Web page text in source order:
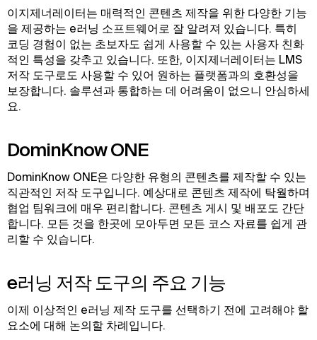
이지제너레이터는 매력적인 콘텐츠 제작을 위한 다양한 기능
을 제공하는 e러닝 소프트웨어로 잘 알려져 있습니다. 특히
코딩 경험이 없는 초보자도 쉽게 사용할 수 있는 사용자 친화
적인 특성을 갖추고 있습니다. 또한, 이지제너레이터는 LMS
저작 도구로도 사용할 수 있어 원하는 플랫폼과의 호환성을
보장합니다. 솔루션과 통합하는 데 어려움이 없으니 안심하세
요.
DominKnow ONE
DominKnow ONE은 다양한 유형의 콘텐츠를 제작할 수 있는
직관적인 저작 도구입니다. 예상대로 콘텐츠 제작에 탁월하며
협업 팀워크에 매우 편리합니다. 콘텐츠 게시 및 배포도 간단
합니다. 모든 것을 한곳에 모아두면 모든 코스 자료를 쉽게 관
리할 수 있습니다.
e러닝 저작 도구의 주요 기능
이제 이상적인 e러닝 제작 도구를 선택하기 전에 고려해야 할
요소에 대해 논의할 차례입니다.